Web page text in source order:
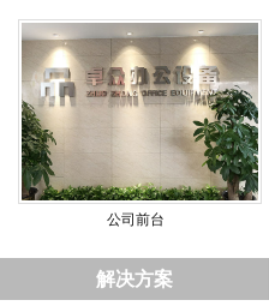
公司前台
解决方案